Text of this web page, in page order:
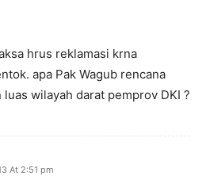
hrus reklamasi krna
apa Pak Wagub rencana
luas wilayah darat pemprov DKI ?
At 2:51 pm